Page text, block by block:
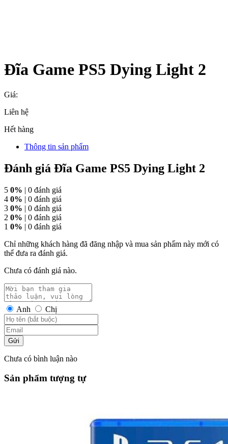
Đĩa Game PS5 Dying Light 2
Giá:
Liên hệ
Hết hàng
Thông tin sản phẩm
Đánh giá Đĩa Game PS5 Dying Light 2
5 0% | 0 đánh giá
4 0% | 0 đánh giá
3 0% | 0 đánh giá
2 0% | 0 đánh giá
1 0% | 0 đánh giá
Chỉ những khách hàng đã đăng nhập và mua sản phẩm này mới có
thể đưa ra đánh giá.
Chưa có đánh giá nào.
Anh Chị
Gửi
Chưa có bình luận nào
Sản phẩm tượng tự